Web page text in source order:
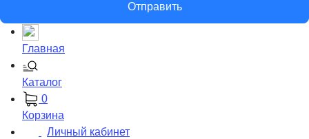
Отправить
Главная
Каталог
0
Корзина
Личный кабинет